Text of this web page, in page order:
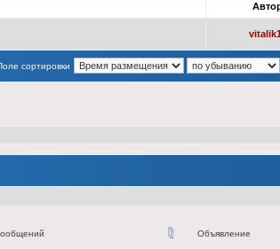
сортировки
Объявление